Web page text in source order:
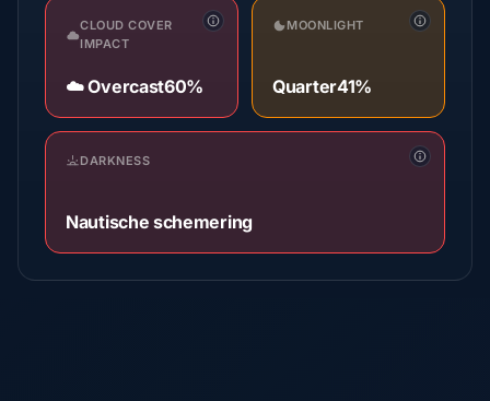
CLOUD COVER
IMPACT
☁️ Overcast60%
MOONLIGHT
Quarter41%
DARKNESS
Nautische schemering